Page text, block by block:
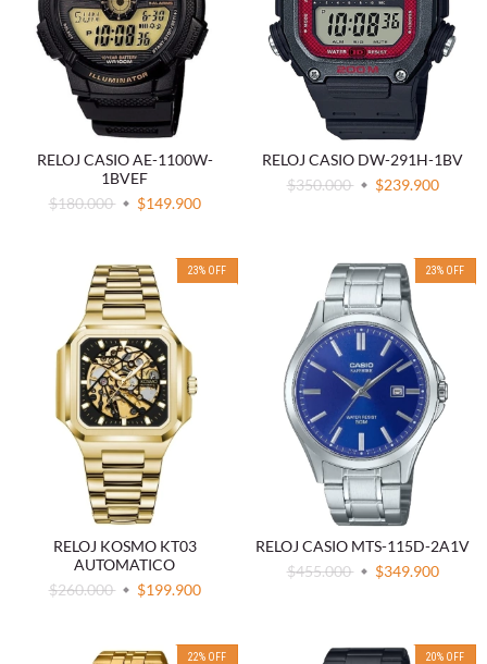
RELOJ CASIO AE-1100W-
1BVEF
$180.000
$149.900
RELOJ CASIO DW-291H-1BV
$350.000
$239.900
23% OFF
RELOJ KOSMO KT03
AUTOMATICO
$260.000
$199.900
23% OFF
RELOJ CASIO MTS-115D-2A1V
$455.000
$349.900
22% OFF 20% OFF